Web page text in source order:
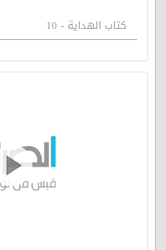
كتاب الهداية - 10